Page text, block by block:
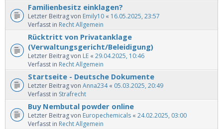
Familienbesitz einklagen?
Letzter Beitrag von Emily10 « 16.05.2025, 23:57
Verfasst in Recht Allgemein
Rücktritt von Privatanklage
(Verwaltungsgericht/Beleidigung)
Letzter Beitrag von LE « 29.04.2025, 10:46
Verfasst in Recht Allgemein
Startseite - Deutsche Dokumente
Letzter Beitrag von Anna234« 05.03.2025, 20:49
Verfasst in Strafrecht
Buy Nembutal powder online
Letzter Beitrag von Europechemicals « 24.02.2025, 03:00
Verfasst in Recht Allgemein